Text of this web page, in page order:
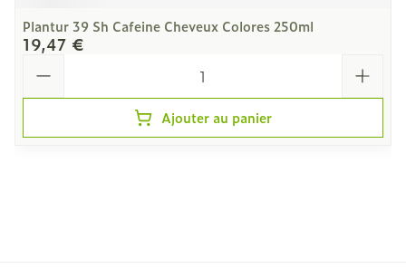
Plantur 39 Sh Cafeine Cheveux Colores 250ml
19,47 €
Ajouter au panier